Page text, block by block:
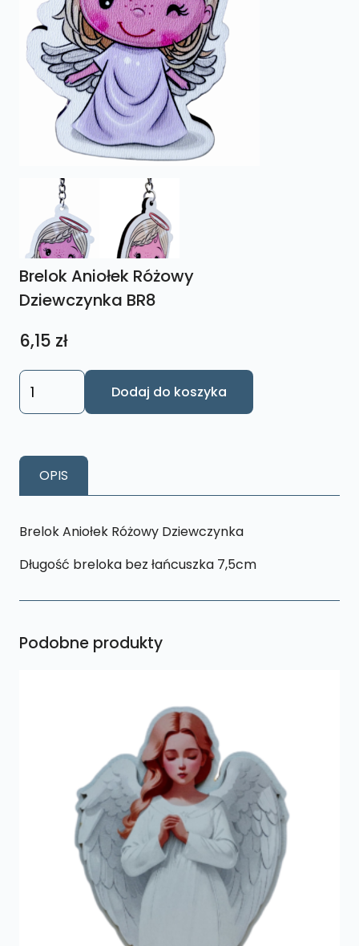
Brelok Aniołek Różowy
Dziewczynka BR8
6,15 zł
ilość
Brelok
Dziewczynka
BR8
Dodaj do koszyka
OPIS
Brelok Aniołek Różowy Dziewczynka
Długość breloka bez łańcuszka 7,5cm
Podobne produkty